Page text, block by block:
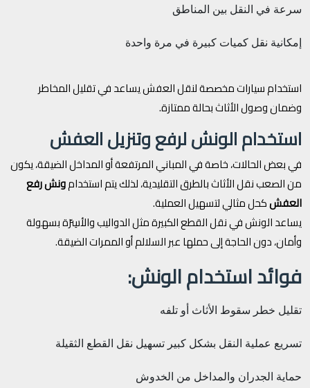
سرعة في النقل بين المناطق
إمكانية نقل كميات كبيرة في مرة واحدة
استخدام سيارات مخصصة لنقل العفش يساعد في تقليل المخاطر
وضمان وصول الأثاث بحالة ممتازة.
استخدام الونش لرفع وتنزيل العفش
في بعض الحالات، خاصة في المباني المرتفعة أو المداخل الضيقة، يكون
من الصعب نقل الأثاث بالطرق التقليدية، لذلك يتم استخدامونش رفع
العفشكحل مثالي لتسهيل العملية.
يساعد الونش في نقل القطع الكبيرة مثل الدواليب والأسِرّة بسهولة
وأمان، دون الحاجة إلى حملها عبر السلالم أو الممرات الضيقة.
فوائد استخدام الونش:
تقليل خطر سقوط الأثاث أو تلفه
تسريع عملية النقل بشكل كبير تسهيل نقل القطع الثقيلة
حماية الجدران والمداخل من الخدوش